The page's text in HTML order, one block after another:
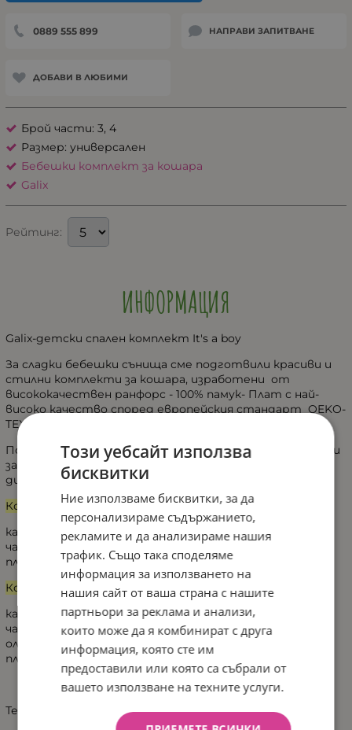
0889 555 899 НАПРАВИ ЗАПИТВАНЕ
ДОБАВИ В ЛЮБИМИ
Брой части: 3, 4
Размер: универсален
Бебешки комплект за кошара
Galix
Рейтинг:
ИНФОРМАЦИЯ
Galix-детски спален комплект It's a boy
За сладки бебешки сънища сме подготвили красиви и
стилни комплекти за кошара, изработени от
висококачествен ранфорс - 100% памук- Плат с най-
високо качество според европейския стандарт OEKO-
TEX Standard 100.
Потопете се в царството на сънищата с комплекти
за кошара Baby Galix в различни десени и стилен
дизайн, създаден специално за малките съкровища.
Комплект 3ч съдържа:
калъфка -35/45см
чаршаф -100/150см
плик - 100/150см
Комплект 4ч съдържа:
калъфка -35/45см
чаршаф -100/150см
олекотена завивка -100/150см
плик - 100/150см
Текстил ранфорс, произведен в Полша.
Този уебсайт използва
бисквитки
Ние използваме бисквитки, за да
персонализираме съдържанието,
рекламите и да анализираме нашия
трафик. Също така споделяме
информация за използването на
нашия сайт от ваша страна с нашите
партньори за реклама и анализи,
които може да я комбинират с друга
информация, която сте им
предоставили или която са събрали от
вашето използване на техните услуги.